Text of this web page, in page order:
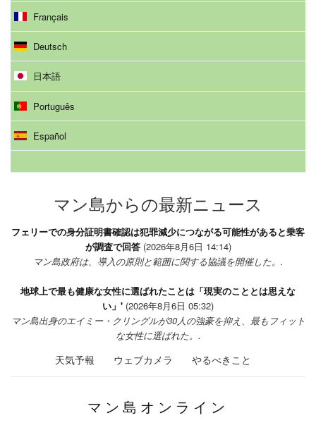
Français
Deutsch
日本語
Português
Español
マン島からの最新ニュース
フェリーでの身分証明書確認は犯罪減少につながる可能性があると乗客
が調査で回答(2026年8月6日 14:14)
マン島政府は、導入の原則と範囲に関する協議を開催した。.
地球上で最も健康な女性に選ばれたことは「現実のこととは思えな
い」' (2026年8月6日 05:32)
マン島出身のエイミー・クリングルが30人の強豪を抑え、最もフィット
な女性に選ばれた。.
天気予報 ウェブカメラ やるべきこと
マン島オンライン